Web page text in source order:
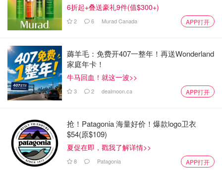
6折起+叠送豪礼9件(值$300+)
2 6 Murad Canada APP打开
薅羊毛：免费开407一整年！再送Wonderland
家庭年卡！
牛马回血！就这一波>>
3 2 dealmoon.ca APP打开
抢！Patagonia 海量好价！爆款logo卫衣
$54(原$109)
夏促在即，戳我了解详情>>
8 Patagonia APP打开